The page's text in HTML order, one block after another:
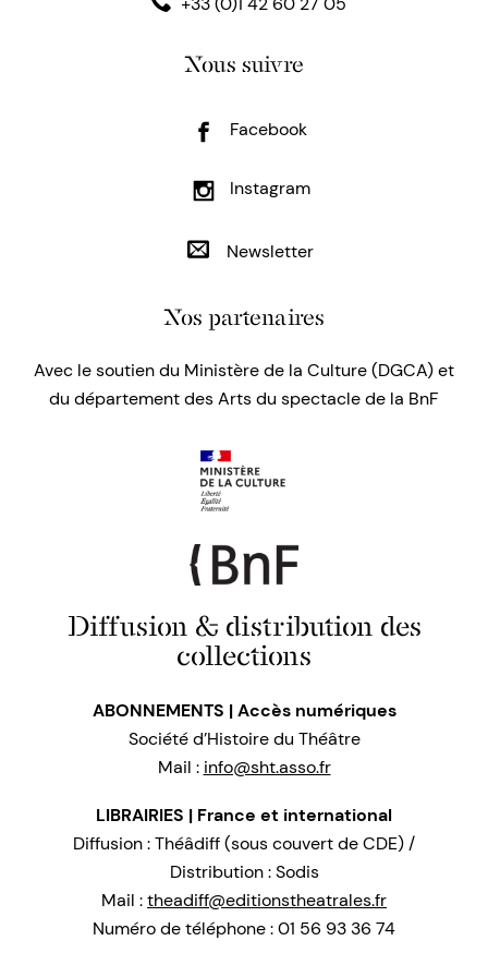
Nous suivre
Facebook
Instagram
Newsletter
Nos partenaires
Avec le soutien du Ministère de la Culture (DGCA) et
du département des Arts du spectacle de la BnF
Diffusion & distribution des
collections
ABONNEMENTS | Accès numériques
Société d’Histoire du Théâtre
Mail : info@sht.asso.fr
LIBRAIRIES | France et international
Diffusion : Théâdiff (sous couvert de CDE) /
Distribution : Sodis
Mail :theadiff@editionstheatrales.fr
Numéro de téléphone : 01 56 93 36 74